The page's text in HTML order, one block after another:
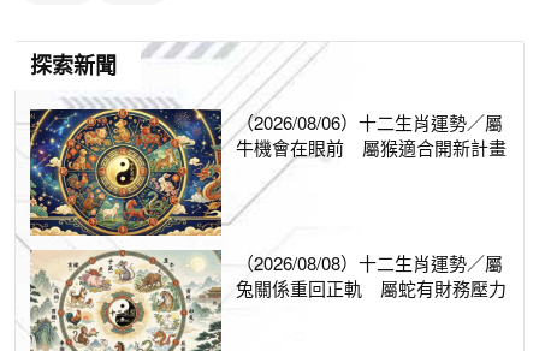
探索新聞
（2026/08/06）十二生肖運勢／屬
牛機會在眼前 屬猴適合開新計畫
（2026/08/08）十二生肖運勢／屬
兔關係重回正軌 屬蛇有財務壓力